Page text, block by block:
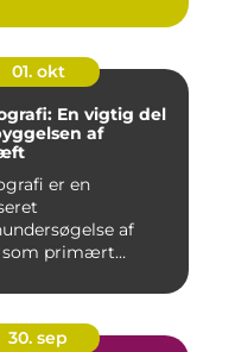
01. okt
En vigtig del
af
er en
af
som primært
30. sep